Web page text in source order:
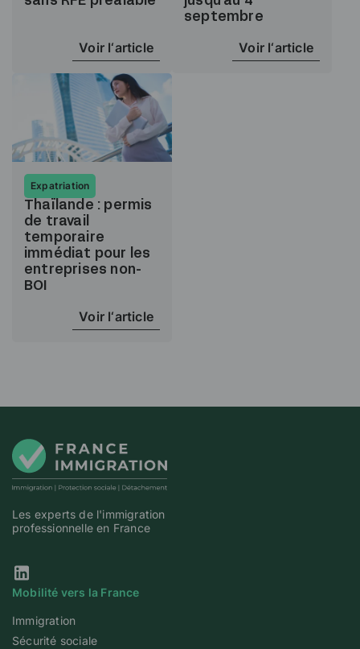
Voir l‘article
septembre
Voir l‘article
Expatriation
Thaïlande : permis
de travail
temporaire
immédiat pour les
entreprises non-
BOI
Voir l‘article
Les experts de l'immigration
professionnelle en France
Notre page Linkedin
Mobilité vers la France
Immigration
Sécurité sociale